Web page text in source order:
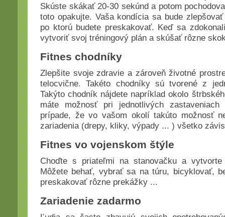
Skúste skákať 20-30 sekúnd a potom
toto opakujte. Vaša kondícia sa bude
po ktorú budete preskakovať. Keď sa
vytvoriť svoj tréningový plán a skúšať rôzne
Fitnes chodníky
Zlepšite svoje zdravie a zároveň životné
telocvične. Takéto chodníky sú tvorené z
Takýto chodník nájdete napríklad okolo
máte možnosť pri jednotlivých
prípade, že vo vašom okolí takúto možnosť
zariadenia (drepy, kliky, výpady ... ) všetko
Fitnes vo vojenskom štýle
Choďte s priateľmi na stanovačku a
Môžete behať, vybrať sa na túru, bicyklovať,
preskakovať rôzne prekážky ...
Zariadenie zadarmo